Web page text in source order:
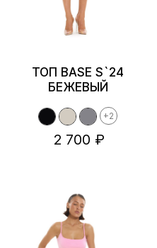
ТОП BASE S`24
БЕЖЕВЫЙ
+2
2 700 ₽